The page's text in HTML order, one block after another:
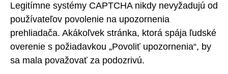
Legitímne systémy CAPTCHA nikdy nevyžadujú od
používateľov povolenie na upozornenia
prehliadača. Akákoľvek stránka, ktorá spája ľudské
overenie s požiadavkou „Povoliť upozornenia“, by
sa mala považovať za podozrivú.